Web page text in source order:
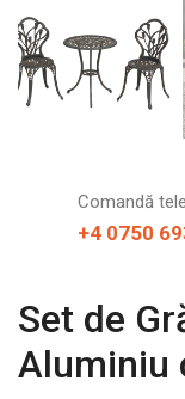
Comandă
+4 0750
Set de
Aluminiu